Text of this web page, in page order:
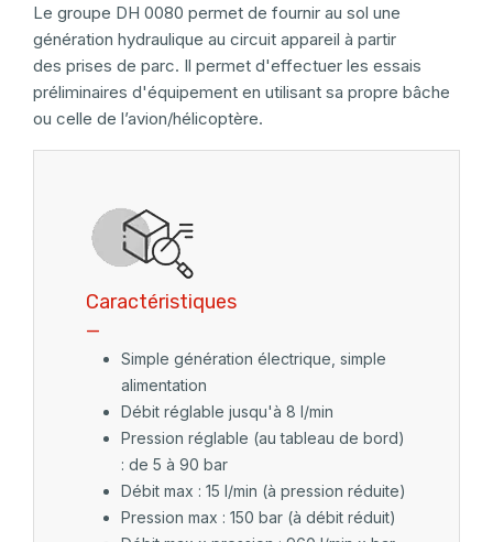
Le groupe DH 0080 permet de fournir au sol une
génération hydraulique au circuit appareil à partir
des prises de parc. Il permet d'effectuer les essais
préliminaires d'équipement en utilisant sa propre bâche
ou celle de l’avion/hélicoptère.
Caractéristiques
_
Simple génération électrique, simple
alimentation
Débit réglable jusqu'à 8 l/min
Pression réglable (au tableau de bord)
: de 5 à 90 bar
Débit max : 15 l/min (à pression réduite)
Pression max : 150 bar (à débit réduit)